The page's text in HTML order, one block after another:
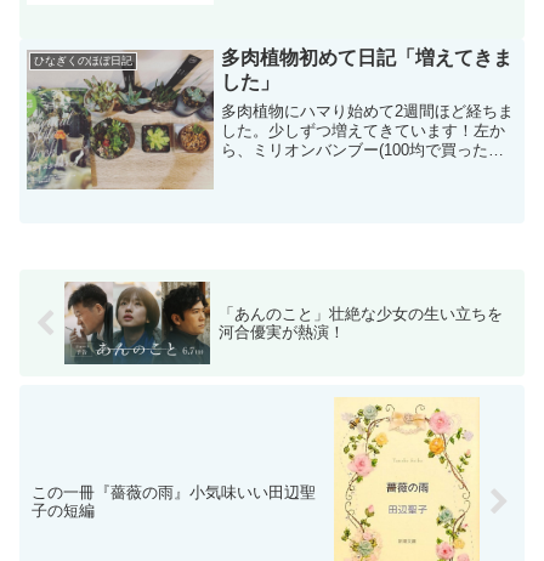
かし、両親を亡くした当時は大学生で、
弟たちの世話をしていくに...
ひなぎくのほぼ日記
多肉植物初めて日記「増えてきま
した」
多肉植物にハマり始めて2週間ほど経ちま
した。少しずつ増えてきています！左か
ら、ミリオンバンブー(100均で買った子
「あんのこと」壮絶な少女の生い立ちを
河合優実が熱演！
この一冊『薔薇の雨』小気味いい田辺聖
子の短編